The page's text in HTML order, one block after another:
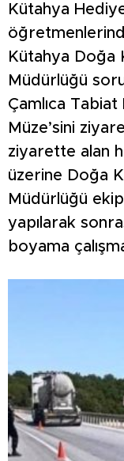
Kütahya
Kütahya Doğa
Müdürlüğü
Çamlıca Tabiat
Müze’sini
ziyarette alan
üzerine Doğa
Müdürlüğü
yapılarak
boyama